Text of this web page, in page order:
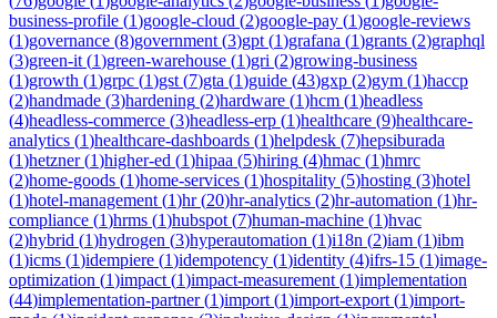
business-profile (1)google-cloud (2)google-pay (1)google-reviews
(1)governance (8)government (3)gpt (1)grafana (1)grants (2)graphql
(3)green-it (1)green-warehouse (1)gri (2)growing-business
(1)growth (1)grpc (1)gst (7)gta (1)guide (43)gxp (2)gym (1)haccp
(2)handmade (3)hardening (2)hardware (1)hcm (1)headless
(4)headless-commerce (3)headless-erp (1)healthcare (9)healthcare-
analytics (1)healthcare-dashboards (1)helpdesk (7)hepsiburada
(1)hetzner(1)higher-ed (1)hipaa (5)hiring (4)hmac (1)hmrc
(2)home-goods (1)home-services (1)hospitality (5)hosting (3)hotel
(1)hotel-management (1)hr(20)hr-analytics (2)hr-automation (1)hr-
compliance (1)hrms (1)hubspot (7)human-machine (1)hvac
(2)hybrid (1)hydrogen (3)hyperautomation (1)i18n (2)iam (1)ibm
(1)icms (1)idempiere (1)idempotency (1)identity (4)ifrs-15 (1)image-
optimization (1)impact (1)impact-measurement (1)implementation
(44)implementation-partner(1)import (1)import-export (1)import-